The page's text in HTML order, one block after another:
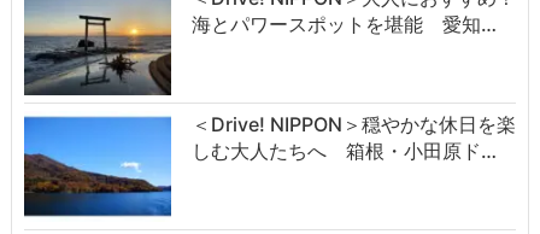
海とパワースポットを堪能 愛知…
＜Drive! NIPPON＞穏やかな休日を楽
しむ大人たちへ 箱根・小田原ド…